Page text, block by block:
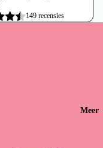
Meer
149 recensies